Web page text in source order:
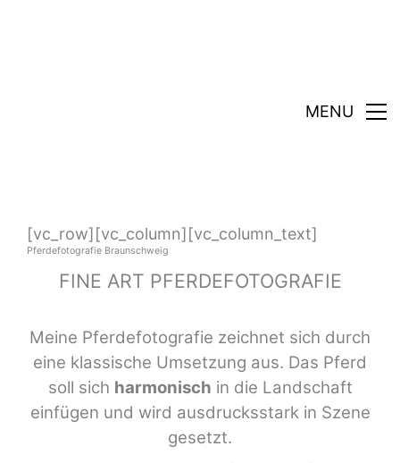
MENU
[vc_row][vc_column][vc_column_text]
Pferdefotografie Braunschweig
FINE ART PFERDEFOTOGRAFIE
Meine Pferdefotografie zeichnet sich durch
eine klassische Umsetzung aus. Das Pferd
soll sich harmonisch in die Landschaft
einfügen und wird ausdrucksstark in Szene
gesetzt.